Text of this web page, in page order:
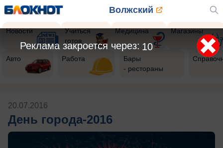
Волжский
Новости
Учиться
готов
Медицина Магазины
Авто Работа
Бары
- рестораны
20.07.2016
День города-2016
10
Реклама закроется через: